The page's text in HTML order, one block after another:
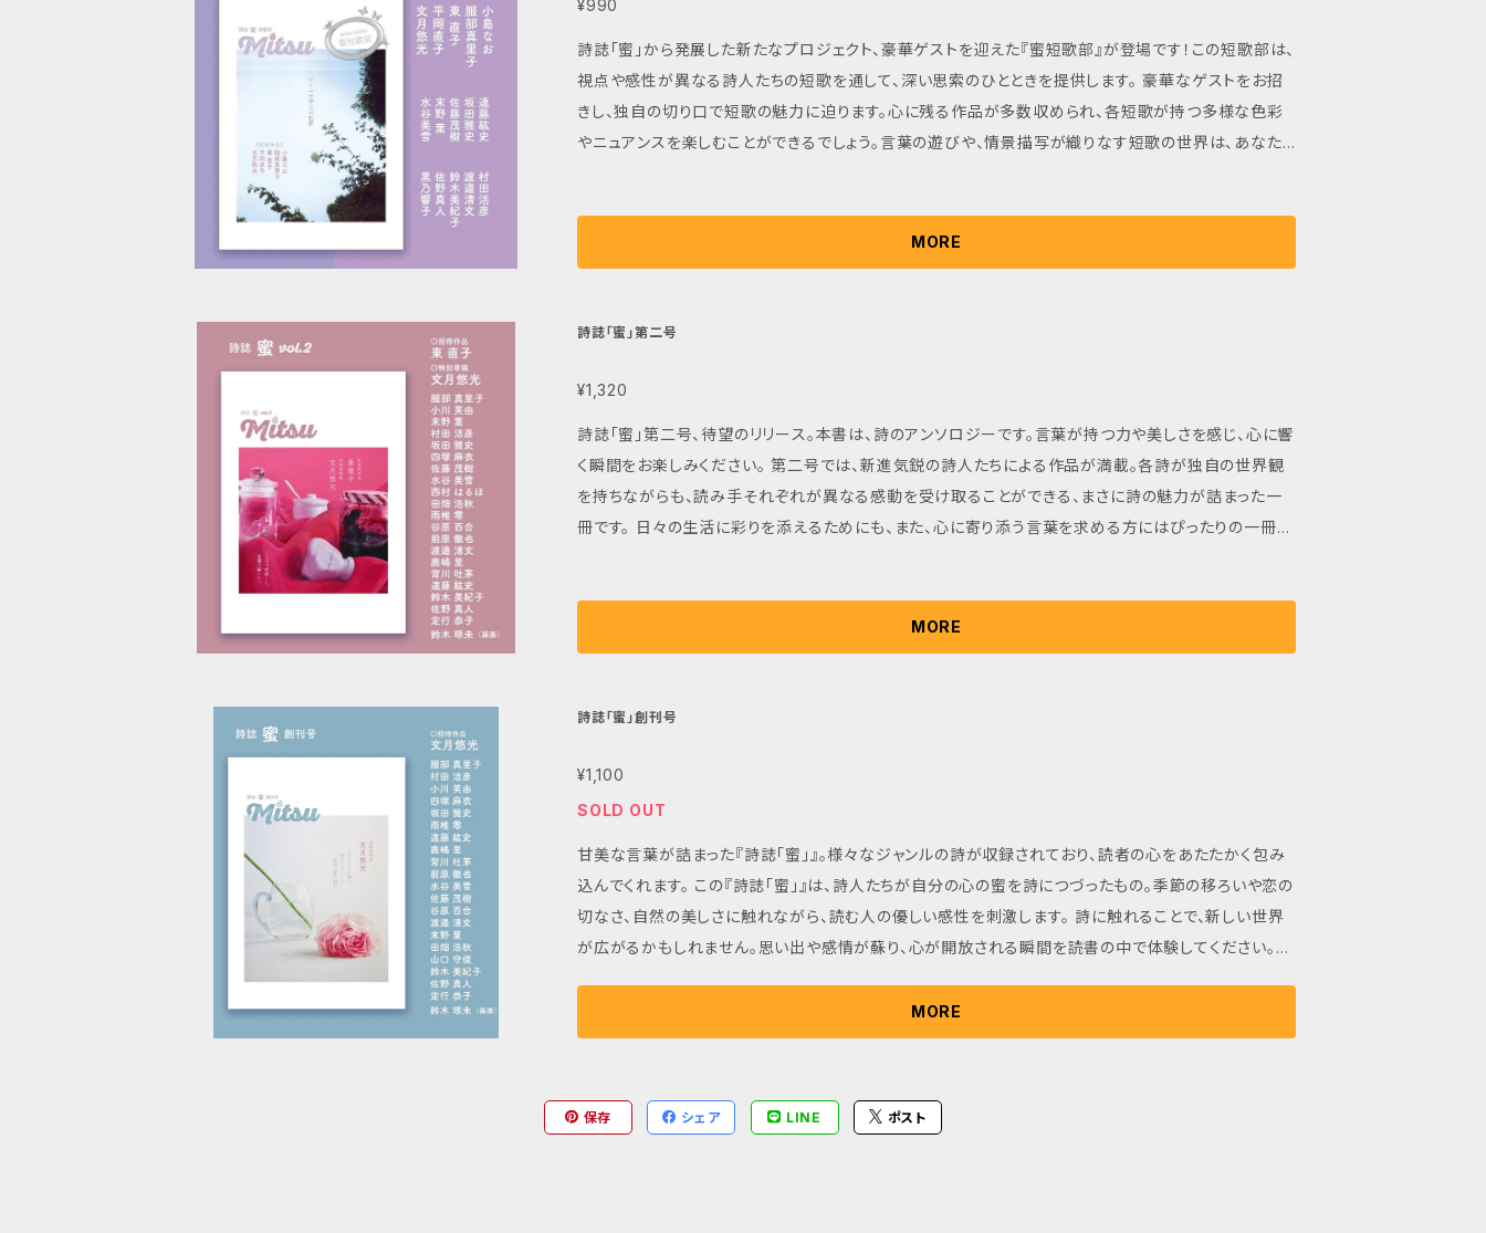
¥990
詩誌「蜜」から発展した新たなプロジェクト、豪華ゲストを迎えた『蜜短歌部』が登場です！この短歌部は、
視点や感性が異なる詩人たちの短歌を通して、深い思索のひとときを提供します。 豪華なゲストをお招
きし、独自の切り口で短歌の魅力に迫ります。心に残る作品が多数収められ、各短歌が持つ多様な色彩
やニュアンスを楽しむことができるでしょう。言葉の遊びや、情景描写が織りなす短歌の世界は、あなた
感動を得られるかもしれません。ぜひ、一緒に短歌の世界に浸り、心の豊かさを味わってみてください。
招待作品 小島なお/服部真里子/東直子/平岡直子/文月悠光 ※ご注文の際には、発送にお時間をいた
MORE
詩誌「蜜」第二号
¥1,320
詩誌「蜜」第二号、待望のリリース。本書は、詩のアンソロジーです。言葉が持つ力や美しさを感じ、心に響
く瞬間をお楽しみください。 第二号では、新進気鋭の詩人たちによる作品が満載。各詩が独自の世界観
を持ちながらも、読み手それぞれが異なる感動を受け取ることができる、まさに詩の魅力が詰まった一
冊です。 日々の生活に彩りを添えるためにも、また、心に寄り添う言葉を求める方にはぴったりの一冊と
MORE
詩誌「蜜」創刊号
¥1,100
SOLD OUT
甘美な言葉が詰まった『詩誌「蜜」』。様々なジャンルの詩が収録されており、読者の心をあたたかく包み
込んでくれます。 この『詩誌「蜜」』は、詩人たちが自分の心の蜜を詩につづったもの。季節の移ろいや恋の
切なさ、自然の美しさに触れながら、読む人の優しい感性を刺激します。 詩に触れることで、新しい世界
が広がるかもしれません。思い出や感情が蘇り、心が開放される瞬間を読書の中で体験してください。
※発送までに2~3日ほどかかる場合がございます。MORE
保存 シェア LINE ポスト